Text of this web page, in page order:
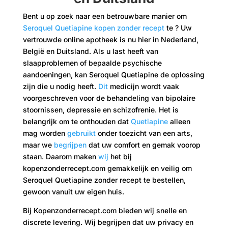
Bent u op zoek naar een betrouwbare manier om
Seroquel Quetiapine kopen zonder receptte ? Uw
vertrouwde online apotheek is nu hier in Nederland,
België en Duitsland. Als u last heeft van
slaapproblemen of bepaalde psychische
aandoeningen, kan Seroquel Quetiapine de oplossing
zijn die u nodig heeft. Ditmedicijn wordt vaak
voorgeschreven voor de behandeling van bipolaire
stoornissen, depressie en schizofrenie. Het is
belangrijk om te onthouden dat Quetiapinealleen
mag wordengebruiktonder toezicht van een arts,
maar we begrijpendat uw comfort en gemak voorop
staan. Daarom maken wij het bij
kopenzonderrecept.com gemakkelijk en veilig om
Seroquel Quetiapine zonder recept te bestellen,
gewoon vanuit uw eigen huis.
Bij Kopenzonderrecept.com bieden wij snelle en
discrete levering. Wij begrijpen dat uw privacy en